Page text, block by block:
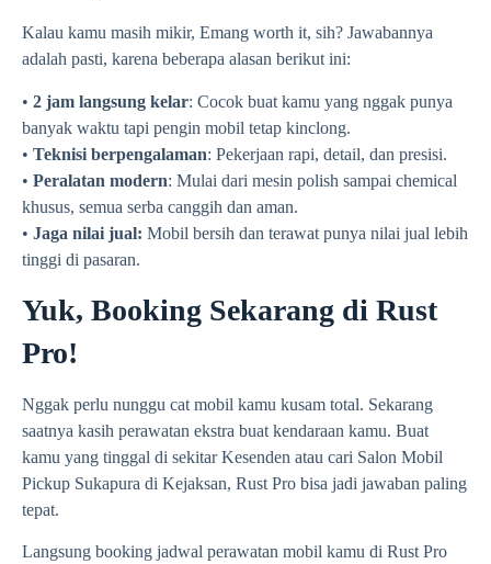
Kalau kamu masih mikir, Emang worth it, sih? Jawabannya
adalah pasti, karena beberapa alasan berikut ini:
• 2 jam langsung kelar: Cocok buat kamu yang nggak punya
banyak waktu tapi pengin mobil tetap kinclong.
• Teknisi berpengalaman: Pekerjaan rapi, detail, dan presisi.
• Peralatan modern: Mulai dari mesin polish sampai chemical
khusus, semua serba canggih dan aman.
• Jaga nilai jual: Mobil bersih dan terawat punya nilai jual lebih
tinggi di pasaran.
Yuk, Booking Sekarang di Rust
Pro!
Nggak perlu nunggu cat mobil kamu kusam total. Sekarang
saatnya kasih perawatan ekstra buat kendaraan kamu. Buat
kamu yang tinggal di sekitar Kesenden atau cari Salon Mobil
Pickup Sukapura di Kejaksan, Rust Pro bisa jadi jawaban paling
tepat.
Langsung booking jadwal perawatan mobil kamu di Rust Pro